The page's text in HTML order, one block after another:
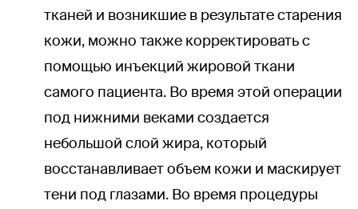
тканей и возникшие в результате старения
кожи, можно также корректировать с
помощью инъекций жировой ткани
самого пациента. Во время этой операции
под нижними веками создается
небольшой слой жира, который
восстанавливает объем кожи и маскирует
тени под глазами. Во время процедуры